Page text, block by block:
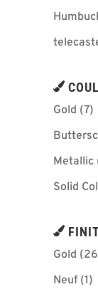
Gold (7)
Metallic
Solid
Gold
Neuf (1)